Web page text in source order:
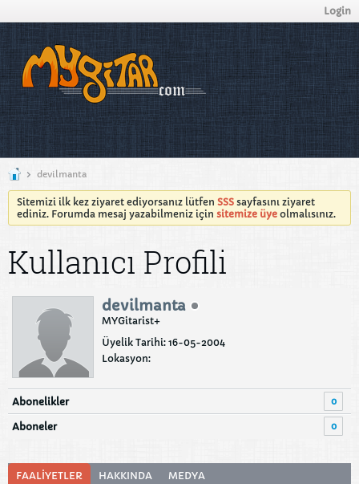
Login
devilmanta
Sitemizi ilk kez ziyaret ediyorsanız lütfen SSS sayfasını ziyaret
ediniz. Forumda mesaj yazabilmeniz için sitemize üye olmalısınız.
Kullanıcı Profili
devilmanta
MYGitarist+
Üyelik Tarihi: 16-05-2004
Lokasyon:
Abonelikler 0
Aboneler 0
FAALIYETLER HAKKINDA MEDYA